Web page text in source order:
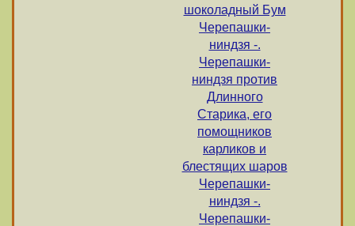
шоколадный Бум
Черепашки-
ниндзя -.
Черепашки-
ниндзя против
Длинного
Старика, его
помощников
карликов и
блестящих шаров
Черепашки-
ниндзя -.
Черепашки-